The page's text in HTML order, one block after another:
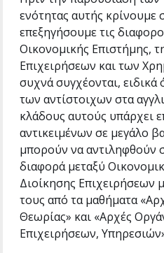
ενότητας αυτής κρίνουμε
επεξηγήσουμε τις
Οικονομικής Επιστήμης,
Επιχειρήσεων και των
συχνά συγχέονται, ειδικά
των αντίστοιχων στα
κλάδους αυτούς υπάρχει
αντικειμένων σε μεγάλο
μπορούν να αντιληφθούν
διαφορά μεταξύ
Διοίκησης Επιχειρήσεων
τους από τα μαθήματα
Θεωρίας» και «Αρχές
Επιχειρήσεων,